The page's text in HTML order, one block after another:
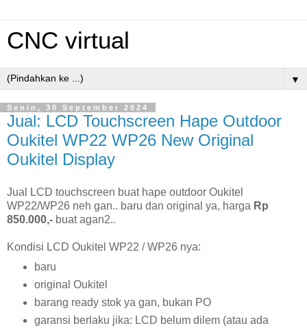
CNC virtual
▼
Senin, 30 September 2024
Jual: LCD Touchscreen Hape Outdoor
Oukitel WP22 WP26 New Original
Oukitel Display
Jual LCD touchscreen buat hape outdoor Oukitel
WP22/WP26 neh gan.. baru dan original ya, harga Rp
850.000,- buat agan2..
Kondisi LCD Oukitel WP22 / WP26 nya:
baru
original Oukitel
barang ready stok ya gan, bukan PO
garansi berlaku jika: LCD belum dilem (atau ada